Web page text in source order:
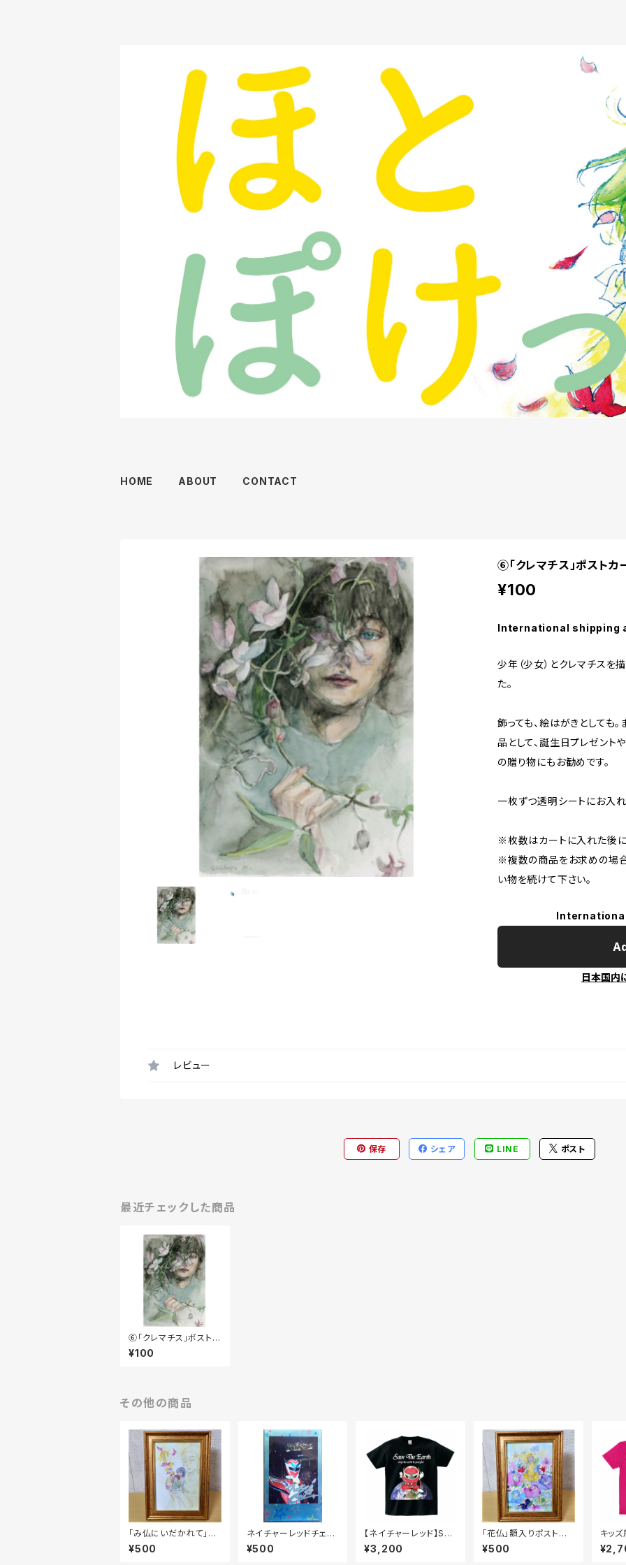
HOME ABOUT CONTACT
⑥「クレマチス」ポストカ
¥100
International shipping
少年（少女）とクレマチスを
た。
飾っても、絵はがきとしても
品として、誕生日プレゼン
の贈り物にもお勧めです。
一枚ずつ透明シートにお入れ
※枚数はカートに入れた後に
※複数の商品をお求めの場合
い物を続けて下さい。
日本国内
レビュー
保存 シェア LINE ポスト
最近チェックした商品
⑥「クレマチス」ポストカ
ード
¥100
その他の商品
「み仏にいだかれて」額
入りポストカード(おま
け付き)
¥500
ネイチャーレッドチェキ
②
¥500
【ネイチャーレッド】Sav
e The EarthTシャツ
（黒）
¥3,200
「花仏」額入りポストカ
ード(おまけ付き)
¥500
キッ
ッド
ドライ